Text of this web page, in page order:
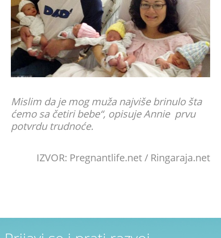
Mislim da je mog muža najviše brinulo šta
ćemo sa četiri bebe“, opisujeAnnie prvu
potvrdu trudnoće.
IZVOR: Pregnantlife.net / Ringaraja.net